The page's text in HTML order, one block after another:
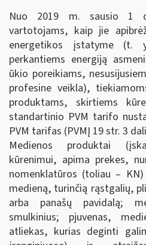
Nuo 2019 m. sausio 1
vartotojams, kaip jie
energetikos įstatyme (t.
perkantiems energiją
ūkio poreikiams,
profesine veikla),
produktams, skirtiems
standartinio PVM tarifo
PVM tarifas (PVMĮ 19 str. 3
Medienos produktai
kūrenimui, apima prekes,
nomenklatūros (toliau –
medieną, turinčią rąstgalių,
arba panašų pavidalą;
smulkinius; pjuvenas,
atliekas, kurias deginti